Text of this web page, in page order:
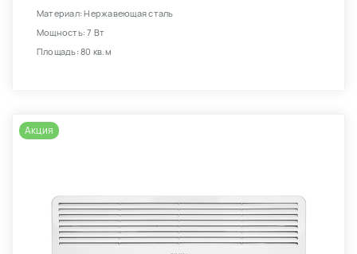
Материал: Нержавеющая сталь
Мощность: 7 Вт
Площадь: 80 кв.м
Акция